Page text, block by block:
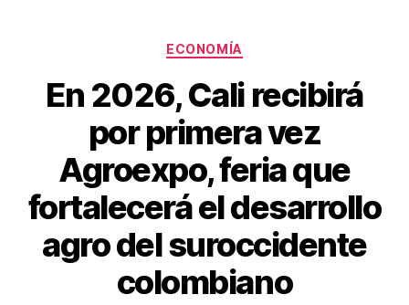
Categorías
ECONOMÍA
En 2026, Cali recibirá
por primera vez
Agroexpo, feria que
fortalecerá el desarrollo
agro del suroccidente
colombiano